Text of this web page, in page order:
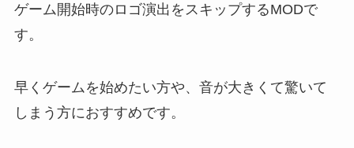
ゲーム開始時のロゴ演出をスキップするMODで
す。
早くゲームを始めたい方や、音が大きくて驚いて
しまう方におすすめです。